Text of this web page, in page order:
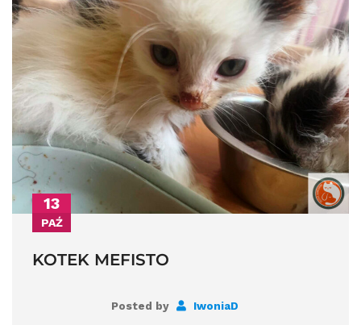
13
PAŹ
KOTEK MEFISTO
Posted by IwoniaD